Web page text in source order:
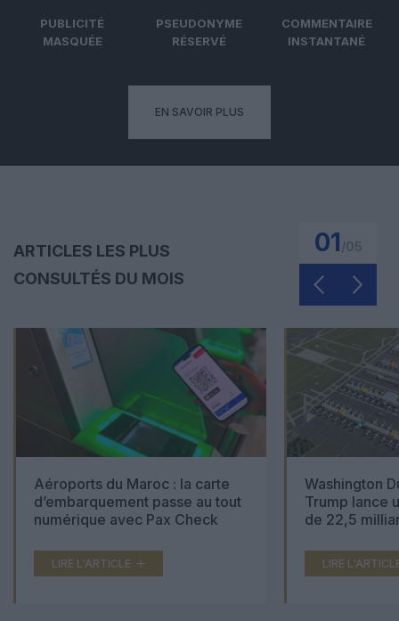
PUBLICITÉ
MASQUÉE
PSEUDONYME
RÉSERVÉ
COMMENTAIRE
INSTANTANÉ
EN SAVOIR PLUS
ARTICLES LES PLUS
CONSULTÉS DU MOIS
01
Aéroports du Maroc : la carte
d’embarquement passe au tout
numérique avec Pax Check
LIRE L'ARTICLE
Washington
Trump lance
de 22,5
LIRE